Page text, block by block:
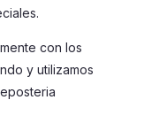
con los
y utilizamos